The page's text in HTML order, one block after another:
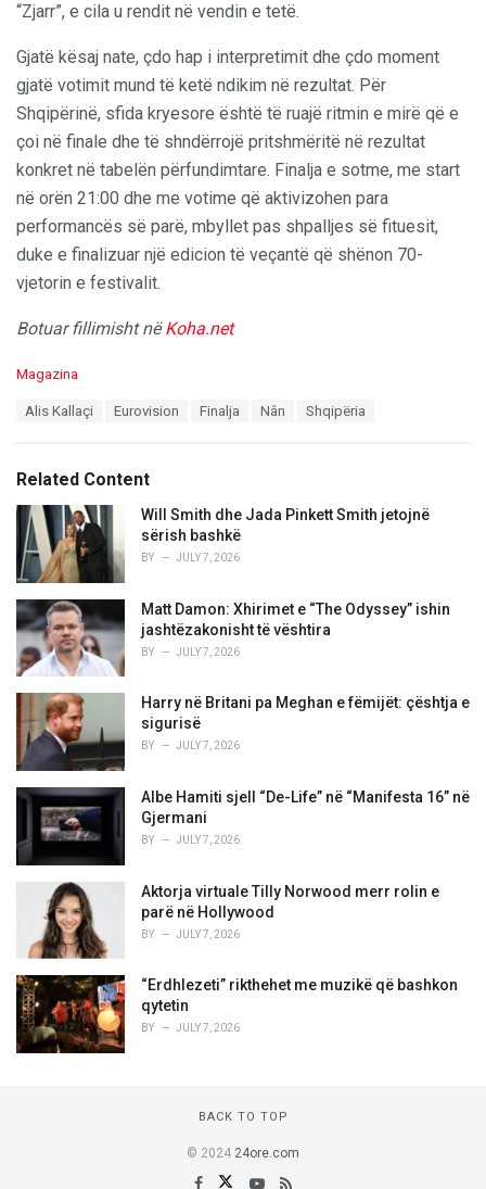
“Zjarr”, e cila u rendit në vendin e tetë.
Gjatë kësaj nate, çdo hap i interpretimit dhe çdo moment
gjatë votimit mund të ketë ndikim në rezultat. Për
Shqipërinë, sfida kryesore është të ruajë ritmin e mirë që e
çoi në finale dhe të shndërrojë pritshmëritë në rezultat
konkret në tabelën përfundimtare. Finalja e sotme, me start
në orën 21:00 dhe me votime që aktivizohen para
performancës së parë, mbyllet pas shpalljes së fituesit,
duke e finalizuar një edicion të veçantë që shënon 70-
vjetorin e festivalit.
Botuar fillimisht nëKoha.net
C
o
r
i
s
Magazina
:
Alis Kallaçi Eurovision Finalja Nân Shqipëria
Related Content
Will Smith dhe Jada Pinkett Smith jetojnë
sërish bashkë
BY JULY 7, 2026
Matt Damon: Xhirimet e “The Odyssey” ishin
jashtëzakonisht të vështira
BY JULY 7, 2026
Harry në Britani pa Meghan e fëmijët: çështja e
sigurisë
BY JULY 7, 2026
Albe Hamiti sjell “De-Life” në “Manifesta 16” në
Gjermani
BY JULY 7, 2026
Aktorja virtuale Tilly Norwood merr rolin e
parë në Hollywood
BY JULY 7, 2026
“Erdhlezeti” rikthehet me muzikë që bashkon
qytetin
BY JULY 7, 2026
BACK TO TOP
© 2024 24ore.com